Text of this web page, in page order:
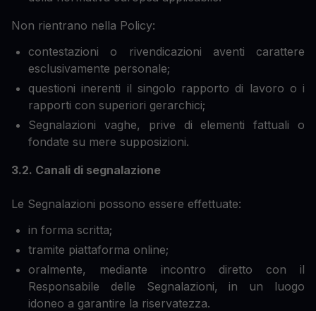
Non rientrano nella Policy:
contestazioni o rivendicazioni aventi carattere
esclusivamente personale;
questioni inerenti il singolo rapporto di lavoro o i
rapporti con superiori gerarchici;
Segnalazioni vaghe, prive di elementi fattuali o
fondate su mere supposizioni.
3.2. Canali di segnalazione
Le Segnalazioni possono essere effettuate:
in forma scritta;
tramite piattaforma online;
oralmente, mediante incontro diretto con il
Responsabile delle Segnalazioni, in un luogo
idoneo a garantire la riservatezza.